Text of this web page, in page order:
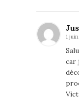
1
car